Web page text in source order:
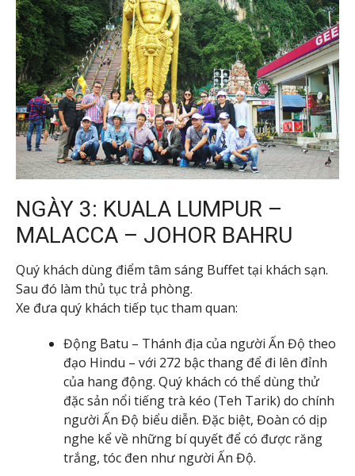
NGÀY 3: KUALA LUMPUR –
MALACCA – JOHOR BAHRU
Quý khách dùng điểm tâm sáng Buffet tại khách sạn.
Sau đó làm thủ tục trả phòng.
Xe đưa quý khách tiếp tục tham quan:
Động Batu – Thánh địa của người Ấn Độ theo
đạo Hindu – với 272 bậc thang để đi lên đỉnh
của hang động. Quý khách có thể dùng thử
đặc sản nổi tiếng trà kéo (Teh Tarik) do chính
người Ấn Độ biểu diễn. Đặc biệt, Đoàn có dịp
nghe kể về những bí quyết để có được răng
trắng, tóc đen như người Ấn Độ.